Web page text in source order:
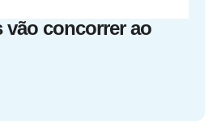
vão concorrer ao